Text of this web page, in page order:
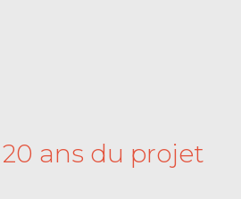
ans du projet